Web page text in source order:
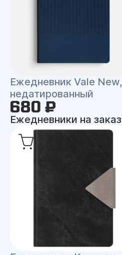
Ежедневник Vale New,
недатированный
680 ₽
Ежедневники на заказ